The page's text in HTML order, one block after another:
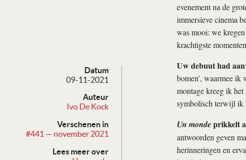
Datum
09-11-2021
Auteur
Ivo De Kock
Verschenen in
#441 — november 2021
Lees meer over
evenement na de
immersieve cinema
was mooi: we
krachtigste
Uw debuut had
bomen’, waarmee ik
montage kreeg ik het
symbolisch terwijl ik
Un mondeprikkelt
antwoorden geven
herinneringen en